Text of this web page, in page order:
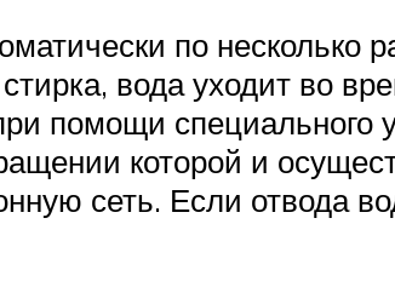
по несколько
вода уходит во
помощи
которой и
сеть. Если отвода